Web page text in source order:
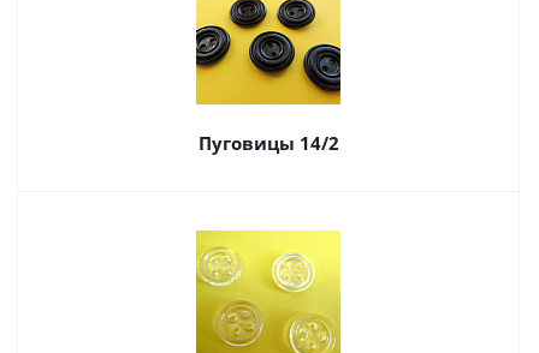
Пуговицы 14/2